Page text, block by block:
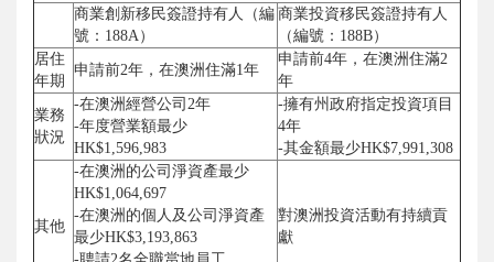
商業創新移民簽證持有人（編
號：188A）
商業投資移民簽證持有人
（編號：188B）
居住
年期
申請前2年，在澳洲住滿1年
申請前4年，在澳洲住滿2
年
業務
狀況
-在澳洲經營公司2年
-年度營業額最少
HK$1,596,983
-擁有州政府指定投資項目
4年
-其金額最少HK$7,991,308
其他
-在澳洲的公司淨資產最少
HK$1,064,697
-在澳洲的個人及公司淨資產
最少HK$3,193,863
對澳洲投資活動有持續貢
獻